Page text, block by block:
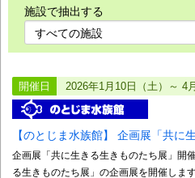
施設で抽出する
開催日 2026年1月10日（土）～ 4
【のとじま水族館】 企画展「共に
企画展「共に生きる生きものたち展」開
る生きものたち展」の企画展を開催しま